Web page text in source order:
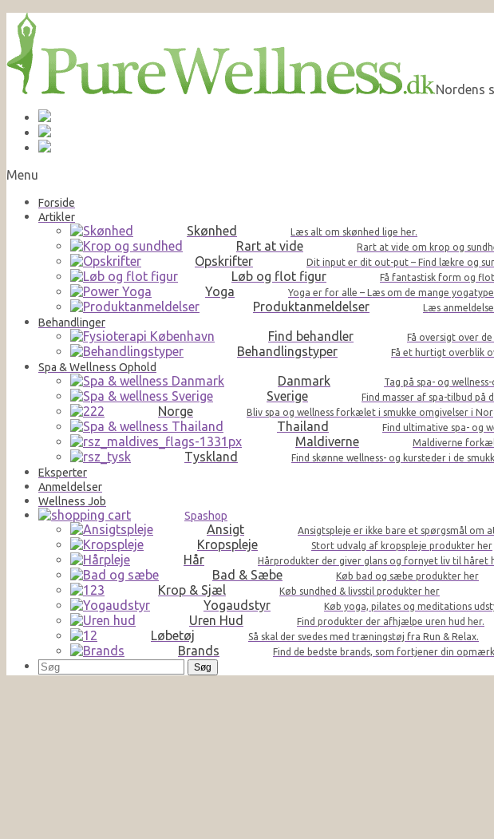
Nordens
Menu
Forside
Artikler
Skønhed Læs alt om skønhed lige her.
Rart at vide Rart at vide om krop og
Opskrifter Dit input er dit out-put – Find lækre og
Løb og flot figur Få fantastisk form og
Yoga Yoga er for alle – Læs om de mange
Produktanmeldelser Læs
Behandlinger
Find behandler Få oversigt over
Behandlingstyper Få et hurtigt overblik
Spa & Wellness Ophold
Danmark Tag på spa- og
Sverige Find masser af spa-tilbud på
Norge Bliv spa og wellness forkælet i smukke omgivelser i
Thailand Find ultimative spa- og
Maldiverne Maldiverne
Tyskland Find skønne wellness- og kursteder i de
Eksperter
Anmeldelser
Wellness Job
Spashop
Ansigt Ansigtspleje er ikke bare et spørgsmål om
Kropspleje Stort udvalg af kropspleje produkter her
Hår Hårprodukter der giver glans og fornyet liv til håret
Bad & Sæbe Køb bad og sæbe produkter her
Krop & Sjæl Køb sundhed & livsstil produkter her
Yogaudstyr Køb yoga, pilates og meditations
Uren Hud Find produkter der afhjælpe uren hud her.
Løbetøj Så skal der svedes med træningstøj fra Run & Relax.
Brands Find de bedste brands, som fortjener din
Søg
efter: